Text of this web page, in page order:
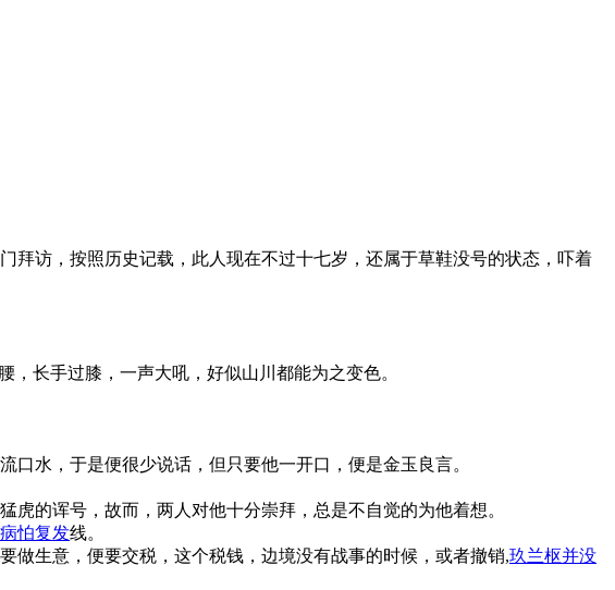
拜访，按照历史记载，此人现在不过十七岁，还属于草鞋没号的状态，吓着
长手过膝，一声大吼，好似山川都能为之变色。
水，于是便很少说话，但只要他一开口，便是金玉良言。
的诨号，故而，两人对他十分崇拜，总是不自觉的为他着想。
怕复发线。
做生意，便要交税，这个税钱，边境没有战事的时候，或者撤销,玖兰枢并没